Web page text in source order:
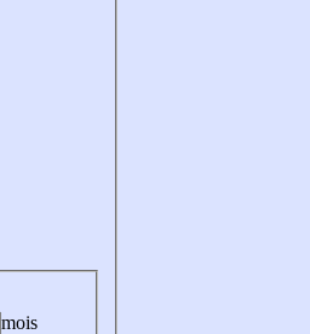
mois